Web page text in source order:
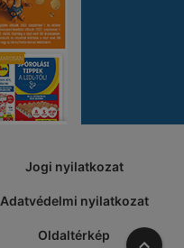
Jogi nyilatkozat
Adatvédelmi nyilatkozat
Oldaltérkép A